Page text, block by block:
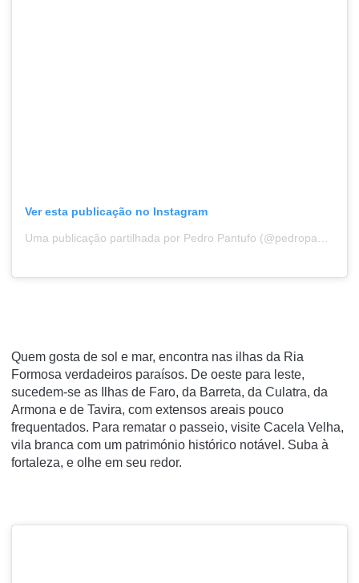
Ver esta publicação no Instagram
Quem gosta de sol e mar, encontra nas ilhas da Ria
Formosa verdadeiros paraísos. De oeste para leste,
sucedem-se as Ilhas de Faro, da Barreta, da Culatra, da
Armona e de Tavira, com extensos areais pouco
frequentados. Para rematar o passeio, visite Cacela Velha,
vila branca com um património histórico notável. Suba à
fortaleza, e olhe em seu redor.